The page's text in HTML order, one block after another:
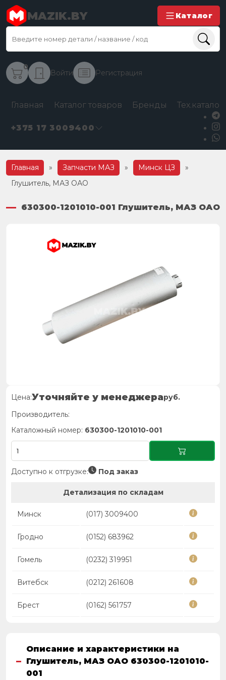
MAZIK.BY Каталог
0
Войти Регистрация
Главная Каталог товаров Бренды
+375 17 3009400
Главная » Запчасти МАЗ » Минск ЦЗ
»
Глушитель, МАЗ ОАО
630300-1201010-001 Глушитель, МАЗ ОАО
Цена:Уточняйте у менеджераруб.
Производитель:
Каталожный номер: 630300-1201010-001
Доступно к отгрузке: Под заказ
Детализация по складам
Минск (017) 3009400
Гродно (0152) 683962
Гомель (0232) 319951
Витебск (0212) 261608
Брест (0162) 561757
Описание и характеристики на
Глушитель, МАЗ ОАО 630300-1201010-
001